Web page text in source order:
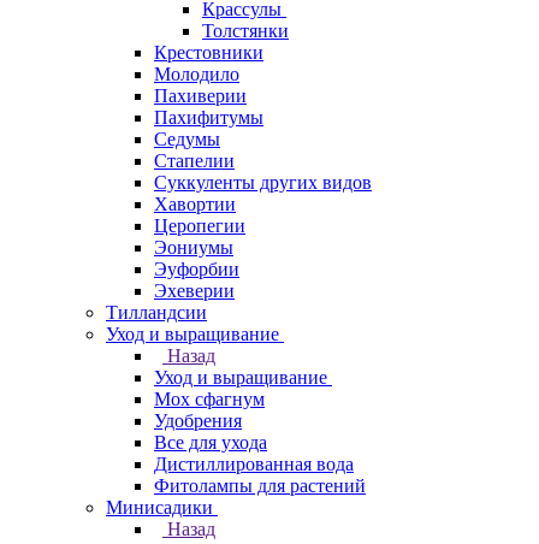
Крассулы
Толстянки
Крестовники
Молодило
Пахиверии
Пахифитумы
Седумы
Стапелии
Суккуленты других видов
Хавортии
Церопегии
Эониумы
Эуфорбии
Эхеверии
Тилландсии
Уход и выращивание
Назад
Уход и выращивание
Мох сфагнум
Удобрения
Все для ухода
Дистиллированная вода
Фитолампы для растений
Минисадики
Назад